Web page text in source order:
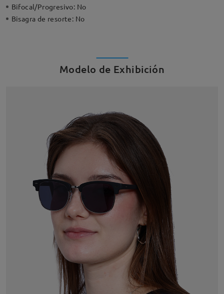
Bifocal/Progresivo: No
Bisagra de resorte: No
Modelo de Exhibición